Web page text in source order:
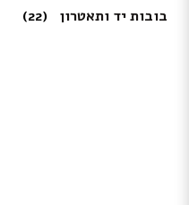
בובות יד ותאטרון (22)